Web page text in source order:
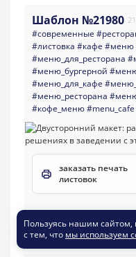
Шаблон №21980
#современные
#листовка #кафе #меню
#меню_для_ресторана
#меню_бургерной
#меню_для_кафе
#меню_ресторана
#кофе_меню#menu_cafe
заказать печать
листовок
Пользуясь нашим сайтом,
с тем, что мы используем